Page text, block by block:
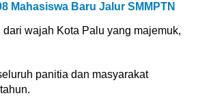
Mahasiswa Baru Jalur SMMPTN
wajah Kota Palu yang majemuk,
panitia dan masyarakat